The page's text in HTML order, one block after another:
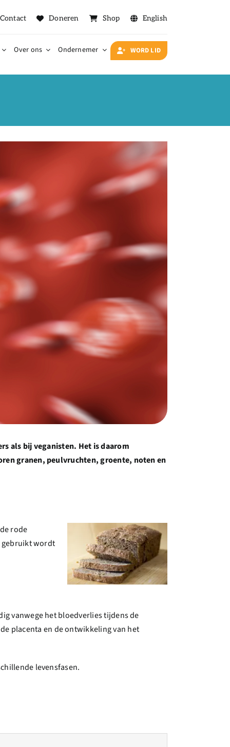
Contact Doneren Shop English
Over ons Ondernemer WORD LID
als bij veganisten. Het is daarom
granen, peulvruchten, groente, noten en
rode
gebruikt wordt
vanwege het bloedverlies tijdens de
placenta en de ontwikkeling van het
levensfasen.